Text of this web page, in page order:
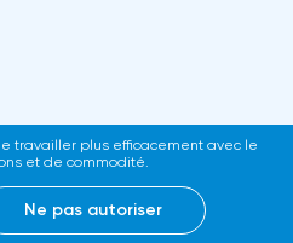
travailler plus efficacement avec le
et de commodité.
Ne pas autoriser